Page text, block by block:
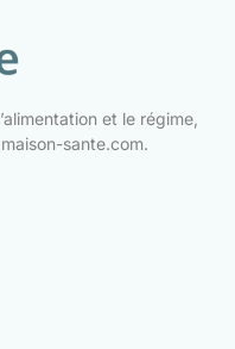
et le régime,
sante.com.